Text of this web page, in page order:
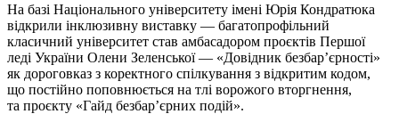
На базі Національного університету імені Юрія Кондратюка
відкрили інклюзивну виставку — багатопрофільний
класичний університет став амбасадором проєктів Першої
леді України Олени Зеленської — «Довідник безбар’єрності»
як дороговказ з коректного спілкування з відкритим кодом,
що постійно поповнюється на тлі ворожого вторгнення,
та проєкту «Гайд безбар’єрних подій».